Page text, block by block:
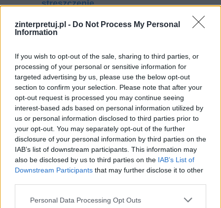
zinterpretuj.pl - Do Not Process My Personal
Information
If you wish to opt-out of the sale, sharing to third parties, or
processing of your personal or sensitive information for
targeted advertising by us, please use the below opt-out
section to confirm your selection. Please note that after your
opt-out request is processed you may continue seeing
interest-based ads based on personal information utilized by
us or personal information disclosed to third parties prior to
your opt-out. You may separately opt-out of the further
disclosure of your personal information by third parties on the
IAB’s list of downstream participants. This information may
also be disclosed by us to third parties on the IAB’s List of
Downstream Participants that may further disclose it to other
Personal Data Processing Opt Outs
streszczenie
Bitwa pod Grunwaldem – streszczenie
Dzień na Harmenzach – plan wydarzeń
Kategorie
opracowania
Tagi
Opowiadania Borowskiego - opracowanie
Tadeusz Borowski
Na oczy królewny angielskiej – interpretacja
Proszę państwa do gazu – streszczenie
Dodaj komentarz